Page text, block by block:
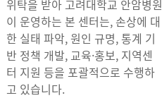
위탁을 받아 고려대학교 안암병원
이 운영하는 본 센터는, 손상에 대
한 실태 파악, 원인 규명, 통계 기
반 정책 개발, 교육·홍보, 지역센
터 지원 등을 포괄적으로 수행하
고 있습니다.